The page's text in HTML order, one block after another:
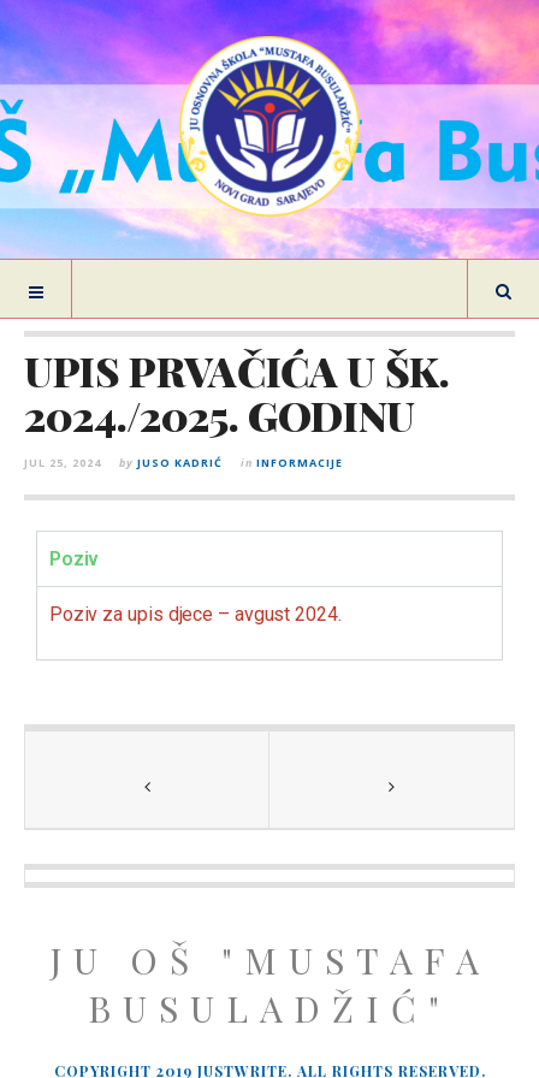
UPIS PRVAČIĆA U ŠK.
2024./2025. GODINU
JUL 25, 2024 by JUSO KADRIĆ in INFORMACIJE
Poziv
Poziv za upis djece – avgust 2024.
JU OŠ "MUSTAFA
BUSULADŽIĆ"
COPYRIGHT 2019 JUSTWRITE. ALL RIGHTS RESERVED.